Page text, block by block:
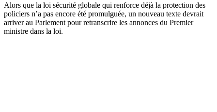
Alors que la loi sécurité globale qui renforce déjà la protection des
policiers n’a pas encore été promulguée, un nouveau texte devrait
arriver au Parlement pour retranscrire les annonces du Premier
ministre dans la loi.